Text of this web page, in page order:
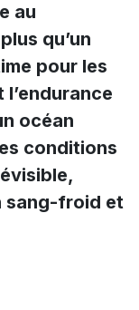
au
qu’un
pour les
l’endurance
océan
conditions
sang-froid et